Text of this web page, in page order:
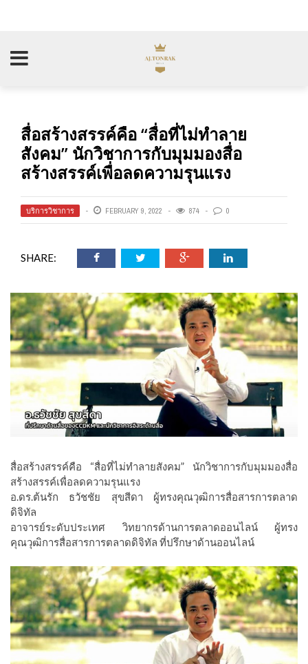
สื่อสร้างสรรค์คือ “สื่อที่ไม่ทำลาย
สังคม” นักวิชาการกับมุมมองสื่อ
สร้างสรรค์เพื่อลดความรุนแรง
บริการวิชาการ FEBRUARY 9, 2022 874 0
SHARE:
สื่อสร้างสรรค์คือ “สื่อที่ไม่ทำลายสังคม” นักวิชาการกับมุมมองสื่อ
สร้างสรรค์เพื่อลดความรุนแรง
อ.ดร.ต้นรัก ธวัชชัย สุขสีดา ผู้ทรงคุณวุฒิการสื่อสารการตลาด
ดิจิทัล
อาจารย์ระดับประเทศ วิทยากรด้านการตลาดออนไลน์ ผู้ทรง
คุณวุฒิการสื่อสารการตลาดดิจิทัล ที่ปรึกษาด้านออนไลน์